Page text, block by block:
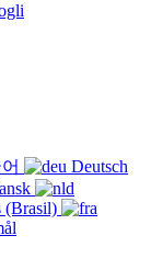
Deutsch
(Brasil)